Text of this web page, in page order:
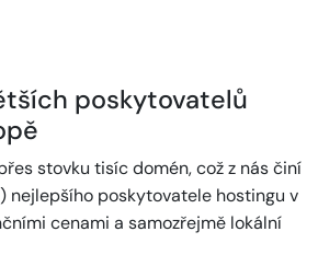
poskytovatelů
stovku tisíc domén, což z nás činí
nejlepšího poskytovatele hostingu v
cenami a samozřejmě lokální